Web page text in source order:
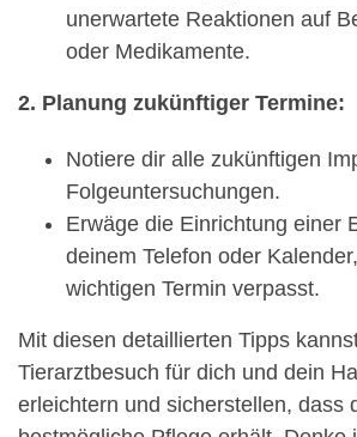
unerwartete Reaktionen auf
oder Medikamente.
2. Planung zukünftiger Termine:
Notiere dir alle zukünftigen
Folgeuntersuchungen.
Erwäge die Einrichtung einer
deinem Telefon oder
wichtigen Termin verpasst.
Mit diesen detaillierten Tipps
Tierarztbesuch für dich und dein
erleichtern und sicherstellen, dass